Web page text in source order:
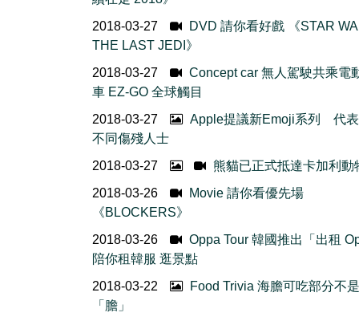
2018-03-27
DVD 請你看好戲 《STAR
THE LAST JEDI》
2018-03-27
Concept car 無人駕駛共乘電
車 EZ-GO 全球觸目
2018-03-27
Apple提議新Emoji系列 代
不同傷殘人士
2018-03-27
熊貓已正式抵達卡加利動
2018-03-26
Movie 請你看優先場
《BLOCKERS》
2018-03-26
Oppa Tour 韓國推出「出租
陪你租韓服 逛景點
2018-03-22
Food Trivia 海膽可吃部分不是
「膽」